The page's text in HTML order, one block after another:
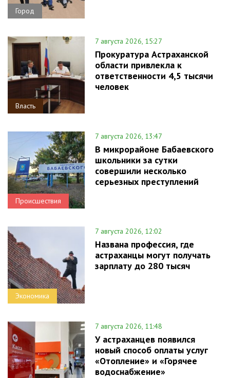
Город
Власть
7 августа 2026, 15:27
Прокуратура Астраханской
области привлекла к
ответственности 4,5 тысячи
человек
Происшествия
7 августа 2026, 13:47
В микрорайоне Бабаевского
школьники за сутки
совершили несколько
серьезных преступлений
Экономика
7 августа 2026, 12:02
Названа профессия, где
астраханцы могут получать
зарплату до 280 тысяч
7 августа 2026, 11:48
У астраханцев появился
новый способ оплаты услуг
«Отопление» и «Горячее
водоснабжение»